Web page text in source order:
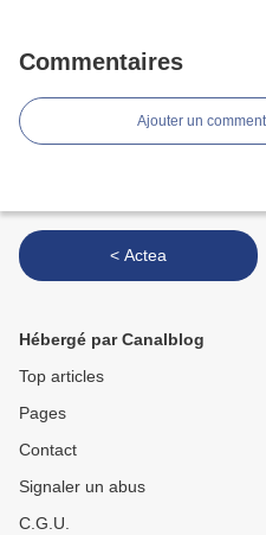
Commentaires
Ajouter un
< Actea
Hébergé par Canalblog
Top articles
Pages
Contact
Signaler un abus
C.G.U.